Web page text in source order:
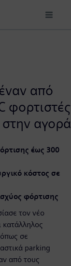
από
φορτιστές
στην αγορά
έως 300
κόστος σε
φόρτισης
τον νέο
κατάλληλος
σε
parking
από τους